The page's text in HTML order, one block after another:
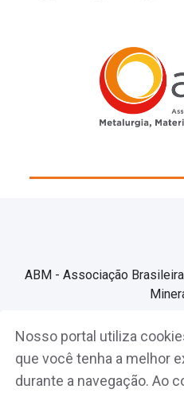
Nosso portal utiliza
que você tenha a melhor
durante a navegação. Ao
ABM - Associação